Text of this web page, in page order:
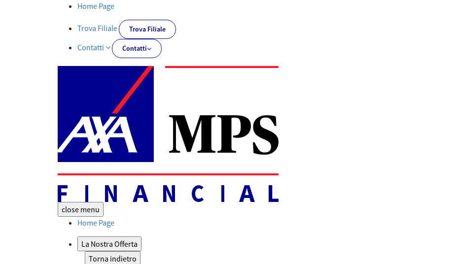
Tutti i documenti | AXA MPS Financial - AXA-MPSFINANCIAL.IT
Home Page
Trova Filiale Trova Filiale
Contatti Contatti
close menu
Home Page
La Nostra Offerta
Torna indietro